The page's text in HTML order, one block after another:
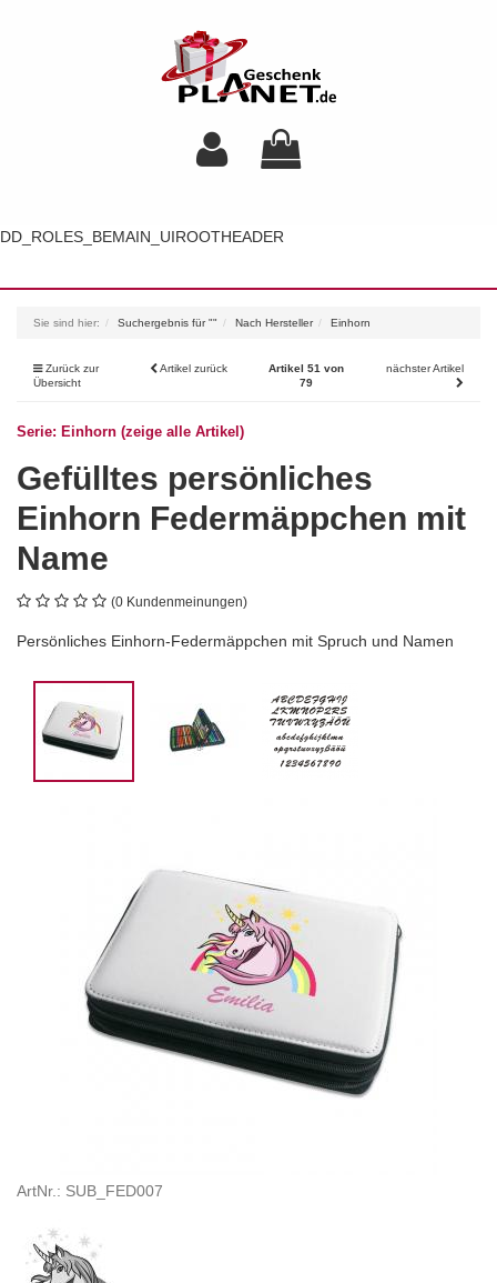
DD_ROLES_BEMAIN_UIROOTHEADER
Sie sind hier: Suchergebnis für "" Nach Hersteller Einhorn
Zurück zur
Übersicht
Artikel zurück
Artikel 51 von
79
nächster Artikel
Serie: Einhorn (zeige alle Artikel)
Gefülltes persönliches
Einhorn Federmäppchen mit
Name
(0 Kundenmeinungen)
Persönliches Einhorn-Federmäppchen mit Spruch und Namen
ArtNr.: SUB_FED007